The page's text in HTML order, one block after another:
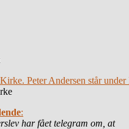
:
har fået telegram om, at